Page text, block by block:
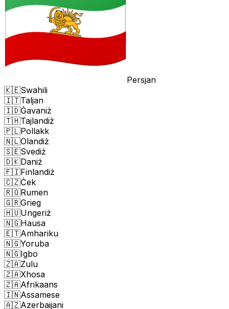
Persjan
🇰🇪Swahili
🇮🇹Taljan
🇮🇩Ġavaniż
🇹🇭Tajlandiż
🇵🇱Pollakk
🇳🇱Olandiż
🇸🇪Svediż
🇩🇰Daniż
🇫🇮Finlandiż
🇨🇿Ċek
🇷🇴Rumen
🇬🇷Grieg
🇭🇺Ungeriż
🇳🇬Hausa
🇪🇹Amhariku
🇳🇬Yoruba
🇳🇬Igbo
🇿🇦Zulu
🇿🇦Xhosa
🇿🇦Afrikaans
🇮🇳Assamese
🇦🇿Azerbaijani